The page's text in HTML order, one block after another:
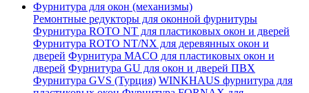
Фурнитура для окон (механизмы)
Ремонтные редукторы для оконной фурнитуры
Фурнитура ROTO NT для пластиковых окон и дверей
Фурнитура ROTO NT/NX для деревянных окон и
дверей Фурнитура MACO для пластиковых окон и
дверей Фурнитура GU для окон и дверей ПВХ
Фурнитура GVS (Турция) WINKHAUS фурнитура для